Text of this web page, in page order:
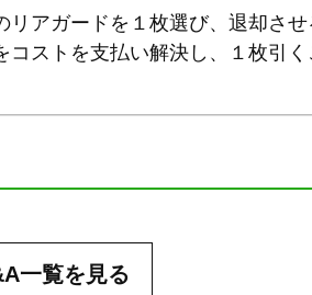
リアガードを１枚選び、退却させ
ストを支払い解決し、１枚引
一覧を見る